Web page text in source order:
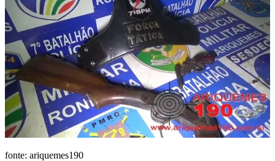
fonte: ariquemes190